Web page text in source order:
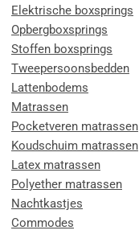
Elektrische boxsprings
Opbergboxsprings
Stoffen boxsprings
Tweepersoonsbedden
Lattenbodems
Matrassen
Pocketveren matrassen
Koudschuim matrassen
Latex matrassen
Polyether matrassen
Nachtkastjes
Commodes